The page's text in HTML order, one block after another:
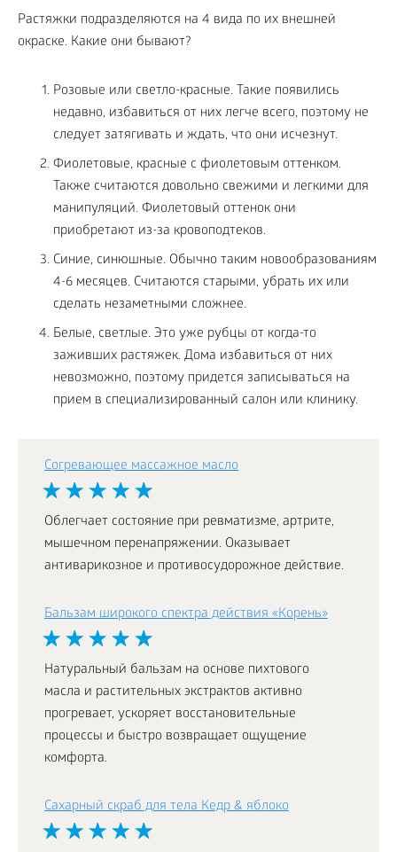
Растяжки подразделяются на 4 вида по их внешней
окраске. Какие они бывают?
Розовые или светло-красные. Такие появились
недавно, избавиться от них легче всего, поэтому не
следует затягивать и ждать, что они исчезнут.
Фиолетовые, красные с фиолетовым оттенком.
Также считаются довольно свежими и легкими для
манипуляций. Фиолетовый оттенок они
приобретают из-за кровоподтеков.
Синие, синюшные. Обычно таким новообразованиям
4-6 месяцев. Считаются старыми, убрать их или
сделать незаметными сложнее.
Белые, светлые. Это уже рубцы от когда-то
заживших растяжек. Дома избавиться от них
невозможно, поэтому придется записываться на
прием в специализированный салон или клинику.
Согревающее массажное масло
Облегчает состояние при ревматизме, артрите,
мышечном перенапряжении. Оказывает
антиварикозное и противосудорожное действие.
Бальзам широкого спектра действия «Корень»
Натуральный бальзам на основе пихтового
масла и растительных экстрактов активно
прогревает, ускоряет восстановительные
процессы и быстро возвращает ощущение
комфорта.
Сахарный скраб для тела Кедр & яблоко